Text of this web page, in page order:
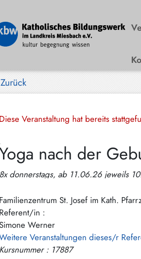
Zurück
Diese Veranstaltung hat bereits
nach der
8x donnerstags, ab 11.06.26 jeweils
Familienzentrum St. Josef im Kath.
Referent/in :
Werner
Veranstaltungen dieses/r
Kursnummer : 17887